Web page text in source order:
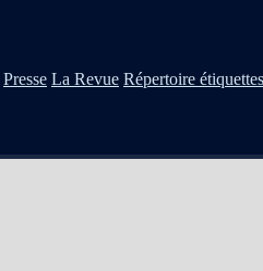
Presse La Revue Répertoire étiquettes